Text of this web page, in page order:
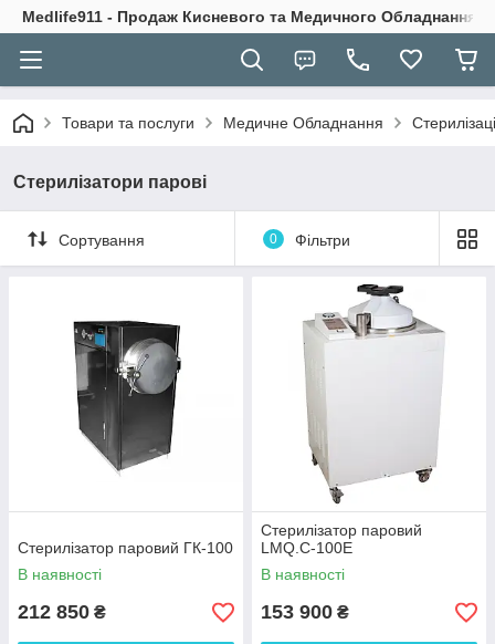
Medlife911 - Продаж Кисневого та Медичного Обладнання
Товари та послуги Медичне Обладнання
Стерилізатори парові
Сортування 0 Фільтри
Стерилізатор паровий ГК-100
В наявності
212 850 ₴
Стерилізатор паровий
LMQ.C-100E
В наявності
153 900 ₴